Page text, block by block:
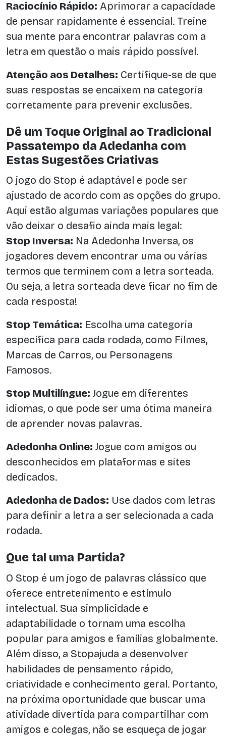
Raciocínio Rápido: Aprimorar a capacidade
de pensar rapidamente é essencial. Treine
sua mente para encontrar palavras com a
letra em questão o mais rápido possível.
Atenção aos Detalhes: Certifique-se de que
suas respostas se encaixem na categoria
corretamente para prevenir exclusões.
Dê um Toque Original ao Tradicional
Passatempo da Adedanha com
Estas Sugestões Criativas
O jogo do Stop é adaptável e pode ser
ajustado de acordo com as opções do grupo.
Aqui estão algumas variações populares que
vão deixar o desafio ainda mais legal:
Stop Inversa: Na Adedonha Inversa, os
jogadores devem encontrar uma ou várias
termos que terminem com a letra sorteada.
Ou seja, a letra sorteada deve ficar no fim de
cada resposta!
Stop Temática: Escolha uma categoria
específica para cada rodada, como Filmes,
Marcas de Carros, ou Personagens
Famosos.
Stop Multilíngue: Jogue em diferentes
idiomas, o que pode ser uma ótima maneira
de aprender novas palavras.
Adedonha Online: Jogue com amigos ou
desconhecidos em plataformas e sites
dedicados.
Adedonha de Dados: Use dados com letras
para definir a letra a ser selecionada a cada
rodada.
Que tal uma Partida?
O Stop é um jogo de palavras clássico que
oferece entretenimento e estímulo
intelectual. Sua simplicidade e
adaptabilidade o tornam uma escolha
popular para amigos e famílias globalmente.
Além disso, a Stopajuda a desenvolver
habilidades de pensamento rápido,
criatividade e conhecimento geral. Portanto,
na próxima oportunidade que buscar uma
atividade divertida para compartilhar com
amigos e colegas, não se esqueça de jogar